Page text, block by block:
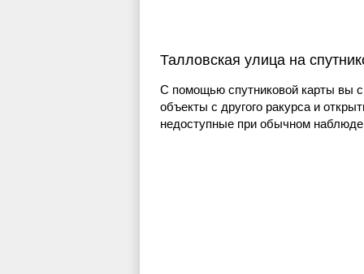
Талловская улица на
С помощью спутниковой карты вы
объекты с другого ракурса и
недоступные при обычном